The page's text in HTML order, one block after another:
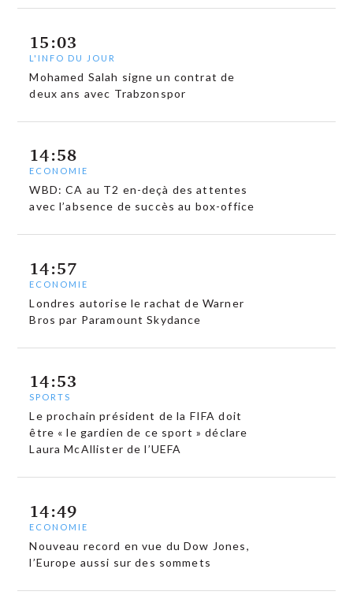
15:03
L'INFO DU JOUR
Mohamed Salah signe un contrat de
deux ans avec Trabzonspor
14:58
ECONOMIE
WBD: CA au T2 en-deçà des attentes
avec l’absence de succès au box-office
14:57
ECONOMIE
Londres autorise le rachat de Warner
Bros par Paramount Skydance
14:53
SPORTS
Le prochain président de la FIFA doit
être « le gardien de ce sport » déclare
Laura McAllister de l’UEFA
14:49
ECONOMIE
Nouveau record en vue du Dow Jones,
l’Europe aussi sur des sommets